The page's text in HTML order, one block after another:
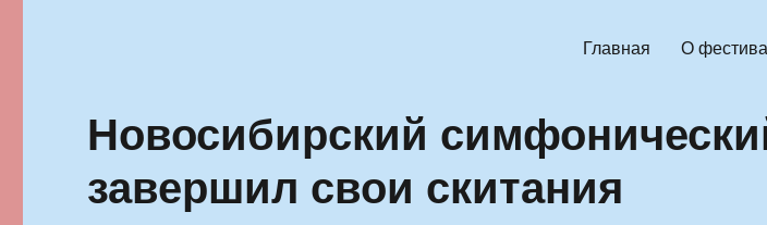
Главная О
Новосибирский
завершил свои скитания